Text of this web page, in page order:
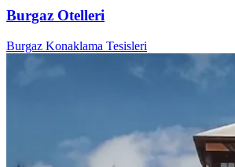
Burgaz Otelleri
Burgaz Konaklama Tesisleri